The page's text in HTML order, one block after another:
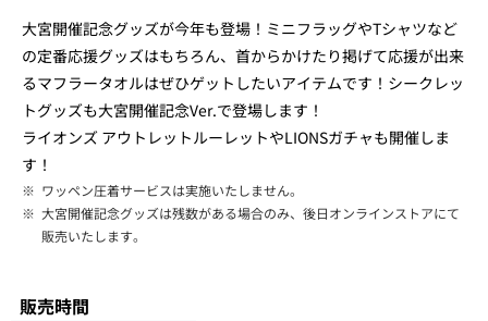
大宮開催記念グッズが今年も登場！ミニフラッグやTシャツなど
の定番応援グッズはもちろん、首からかけたり掲げて応援が出来
るマフラータオルはぜひゲットしたいアイテムです！シークレッ
トグッズも大宮開催記念Ver.で登場します！
ライオンズ アウトレットルーレットやLIONSガチャも開催しま
す！
※ ワッペン圧着サービスは実施いたしません。
※ 大宮開催記念グッズは残数がある場合のみ、後日オンラインストアにて
販売いたします。
販売時間